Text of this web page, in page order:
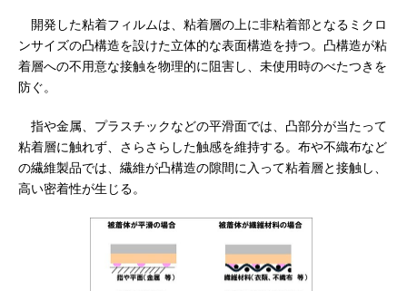
開発した粘着フィルムは、粘着層の上に非粘着部となるミクロ
ンサイズの凸構造を設けた立体的な表面構造を持つ。凸構造が粘
着層への不用意な接触を物理的に阻害し、未使用時のべたつきを
防ぐ。
指や金属、プラスチックなどの平滑面では、凸部分が当たって
粘着層に触れず、さらさらした触感を維持する。布や不織布など
の繊維製品では、繊維が凸構造の隙間に入って粘着層と接触し、
高い密着性が生じる。